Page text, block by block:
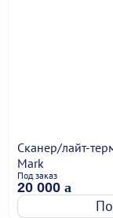
Сканер/лайт-
Mark
Под заказ
20 000 a